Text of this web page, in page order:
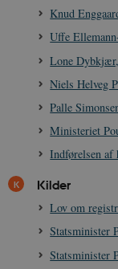
Knud
Uffe
Lone
Niels Helveg
Palle
Ministeriet
Indførelsen af
Kilder
Lov om
Statsminister
Statsminister